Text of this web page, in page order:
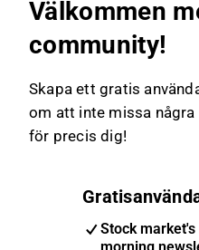
Välkommen
community!
Skapa ett gratis
om att inte missa
för precis dig!
Stock